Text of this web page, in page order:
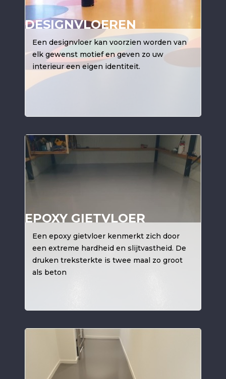
DESIGNVLOEREN
Een designvloer kan voorzien worden van
elk gewenst motief en geven zo uw
interieur een eigen identiteit.
EPOXY GIETVLOER
Een epoxy gietvloer kenmerkt zich door
een extreme hardheid en slijtvastheid. De
druken treksterkte is twee maal zo groot
als beton